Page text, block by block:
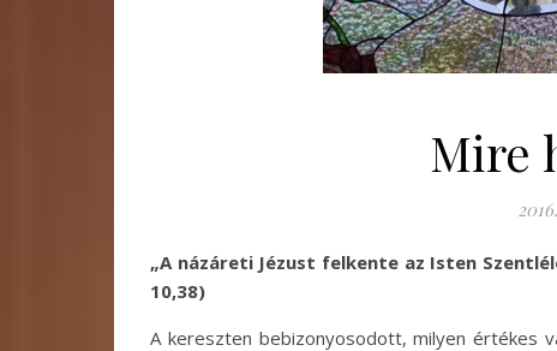
Mire
„A názáreti Jézust felkente az Isten
10,38)
A kereszten bebizonyosodott, milyen értékes